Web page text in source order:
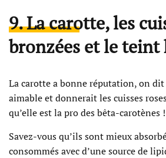
9. La carotte, les
bronzées et le teint
La carotte a bonne réputation, on
aimable et donnerait les cuisses
qu’elle est la pro des bêta-carotènes !
Savez-vous qu’ils sont mieux
consommés avec d’une source de